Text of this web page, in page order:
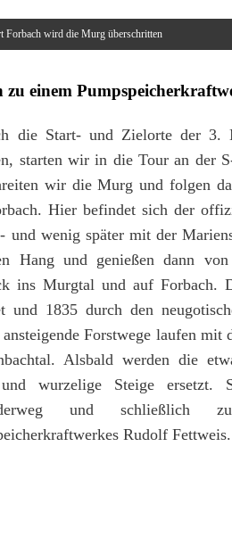
Forbach wird die Murg überschritten
zu einem
die Start- und Zielorte der 3.
starten wir in die Tour an der
wir die Murg und folgen
Hier befindet sich der
und wenig später mit der
Hang und genießen dann
ins Murgtal und auf Forbach.
und 1835 durch den
Forstwege laufen mit
Alsbald werden die
wurzelige Steige ersetzt.
und schließlich
Rudolf Fettweis.